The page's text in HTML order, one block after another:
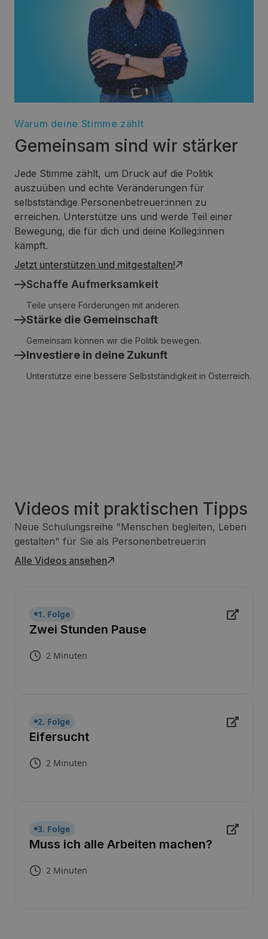
Warum deine Stimme zählt
Gemeinsam sind wir stärker
Jede Stimme zählt, um Druck auf die Politik
auszuüben und echte Veränderungen für
selbstständige Personenbetreuer:innen zu
erreichen. Unterstütze uns und werde Teil einer
Bewegung, die für dich und deine Kolleg:innen
kämpft.
Jetzt unterstützen und mitgestalten!
Schaffe Aufmerksamkeit
Teile unsere Forderungen mit anderen.
Stärke die Gemeinschaft
Gemeinsam können wir die Politik bewegen.
Investiere in deine Zukunft
Unterstütze eine bessere Selbstständigkeit in Österreich.
Videos mit praktischen Tipps
Neue Schulungsreihe "Menschen begleiten, Leben
gestalten" für Sie als Personenbetreuer:in
Alle Videos ansehen
Zwei Stunden Pause
1. Folge
2 Minuten
Eifersucht
2. Folge
2 Minuten
Muss ich alle Arbeiten machen?
3. Folge
2 Minuten